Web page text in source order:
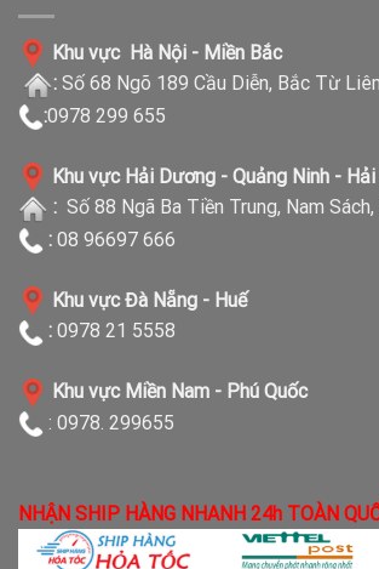
Khu vực Hà Nội - Miền Bắc
: Số 68 Ngõ 189 Cầu Diễn, Bắc Từ
:0978 299 655
Khu vực Hải Dương - Quảng Ninh -
: Số 88 Ngã Ba Tiền Trung, Nam Sách,
: 08 96697 666
Khu vực Đà Nẵng - Huế
: 0978 21 5558
Khu vực Miền Nam - Phú Quốc
: 0978. 299655
NHẬN SHIP HÀNG NHANH 24h TOÀN